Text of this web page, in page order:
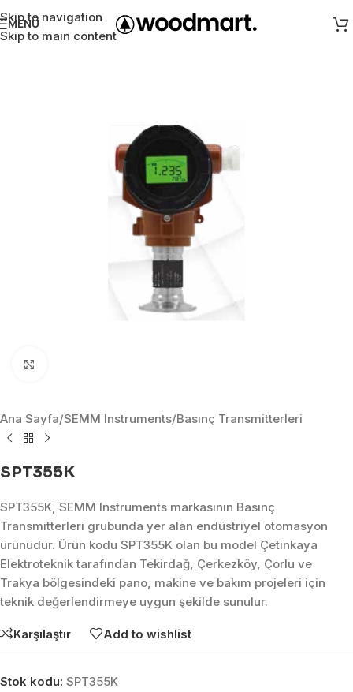
Skip to navigation
Skip to main content
MENÜ
Ana Sayfa/SEMM Instruments/Basınç Transmitterleri
SPT355K
SPT355K, SEMM Instruments markasının Basınç
Transmitterleri grubunda yer alan endüstriyel otomasyon
ürünüdür. Ürün kodu SPT355K olan bu model Çetinkaya
Elektroteknik tarafından Tekirdağ, Çerkezköy, Çorlu ve
Trakya bölgesindeki pano, makine ve bakım projeleri için
teknik değerlendirmeye uygun şekilde sunulur.
Karşılaştır Add to wishlist
Stok kodu: SPT355K